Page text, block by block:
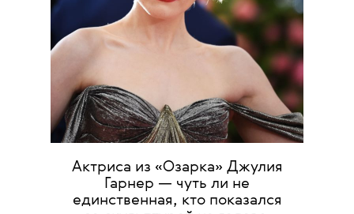
Актриса из «Озарка» Джулия
Гарнер — чуть ли не
единственная, кто показался